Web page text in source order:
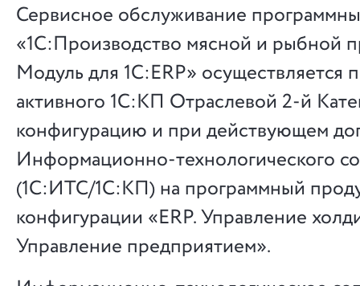
Сервисное обслуживание
«1С:Производство мясной и рыбной
Модуль для 1С:ERP» осуществляется
активного 1С:КП Отраслевой 2-й
конфигурацию и при действующем
Информационно-технологического
(1С:ИТС/1С:КП) на программный
конфигурации «ERP. Управление
Управление предприятием».